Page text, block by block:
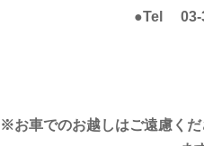
●Tel 03-
※お車でのお越しはご遠慮く